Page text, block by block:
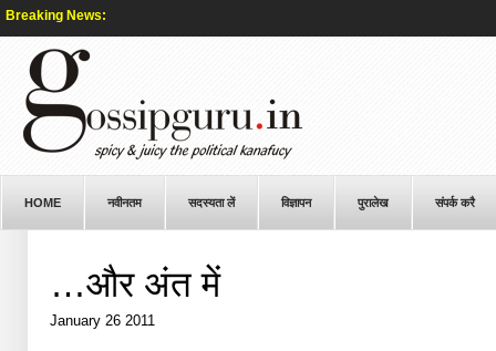
Breaking News:
HOME नवीनतम सदस्यता लें विज्ञापन पुरालेख संपर्क करै
…और अंत में
January 26 2011